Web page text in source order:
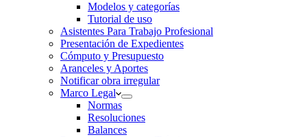
Modelos y categorías
Tutorial de uso
Asistentes Para Trabajo Profesional
Presentación de Expedientes
Cómputo y Presupuesto
Aranceles y Aportes
Notificar obra irregular
Marco Legal
Normas
Resoluciones
Balances